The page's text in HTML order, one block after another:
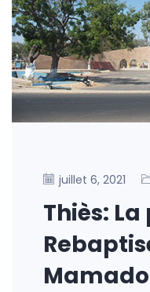
juillet 6, 2021
Thiès: